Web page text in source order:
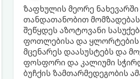
ზაფხულის მეორე
თანდათანობით
შეწყდეს აზოტოვანი
ფოთლებისა და ყლორტების
მცენარეს დაასუსტებს და
ფოსფორი და კალიუმი
ბუჩქის ზამთარმედეგობის